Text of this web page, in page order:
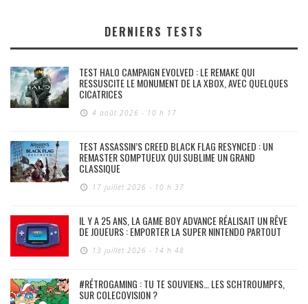
DERNIERS TESTS
TEST HALO CAMPAIGN EVOLVED : LE REMAKE QUI
RESSUSCITE LE MONUMENT DE LA XBOX, AVEC QUELQUES
CICATRICES
4 août 2026 - 10 h 17
TEST ASSASSIN’S CREED BLACK FLAG RESYNCED : UN
REMASTER SOMPTUEUX QUI SUBLIME UN GRAND
CLASSIQUE
17 juillet 2026 - 10 h 37
IL Y A 25 ANS, LA GAME BOY ADVANCE RÉALISAIT UN RÊVE
DE JOUEURS : EMPORTER LA SUPER NINTENDO PARTOUT
13 juillet 2026 - 14 h 48
#RÉTROGAMING : TU TE SOUVIENS… LES SCHTROUMPFS,
SUR COLECOVISION ?